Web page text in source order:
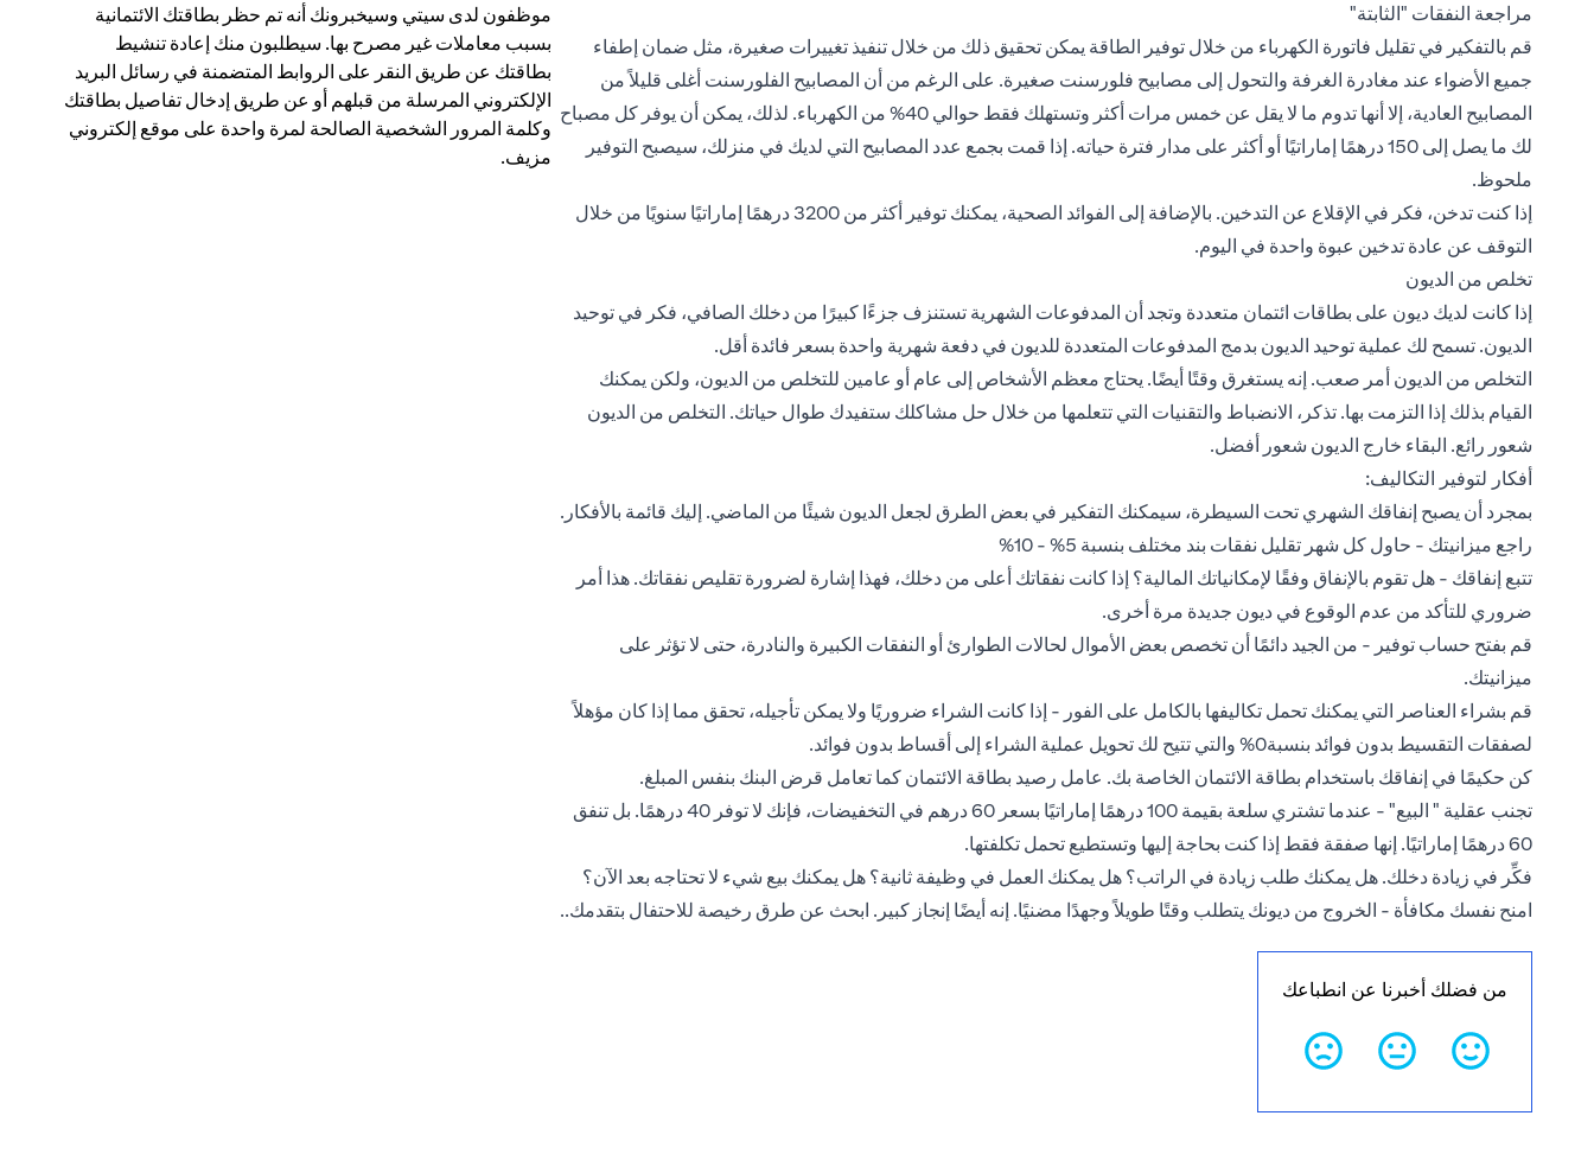
مراجعة النفقات "الثابتة"
قم بالتفكير في تقليل فاتورة الكهرباء من خلال توفير الطاقة يمكن تحقيق ذلك من خلال تنفيذ تغييرات صغيرة، مثل ضمان إطفاء
جميع الأضواء عند مغادرة الغرفة والتحول إلى مصابيح فلورسنت صغيرة. على الرغم من أن المصابيح الفلورسنت أغلى قليلاً من
المصابيح العادية، إلا أنها تدوم ما لا يقل عن خمس مرات أكثر وتستهلك فقط حوالي 40% من الكهرباء. لذلك، يمكن أن يوفر كل مصباح
لك ما يصل إلى 150 درهمًا إماراتيًا أو أكثر على مدار فترة حياته. إذا قمت بجمع عدد المصابيح التي لديك في منزلك، سيصبح التوفير
ملحوظ.
إذا كنت تدخن، فكر في الإقلاع عن التدخين. بالإضافة إلى الفوائد الصحية، يمكنك توفير أكثر من 3200 درهمًا إماراتيًا سنويًا من خلال
التوقف عن عادة تدخين عبوة واحدة في اليوم.
تخلص من الديون
إذا كانت لديك ديون على بطاقات ائتمان متعددة وتجد أن المدفوعات الشهرية تستنزف جزءًا كبيرًا من دخلك الصافي، فكر في توحيد
الديون. تسمح لك عملية توحيد الديون بدمج المدفوعات المتعددة للديون في دفعة شهرية واحدة بسعر فائدة أقل.
التخلص من الديون أمر صعب. إنه يستغرق وقتًا أيضًا. يحتاج معظم الأشخاص إلى عام أو عامين للتخلص من الديون، ولكن يمكنك
القيام بذلك إذا التزمت بها. تذكر، الانضباط والتقنيات التي تتعلمها من خلال حل مشاكلك ستفيدك طوال حياتك. التخلص من الديون
شعور رائع. البقاء خارج الديون شعور أفضل.
أفكار لتوفير التكاليف:
بمجرد أن يصبح إنفاقك الشهري تحت السيطرة، سيمكنك التفكير في بعض الطرق لجعل الديون شيئًا من الماضي. إليك قائمة بالأفكار.
راجع ميزانيتك - حاول كل شهر تقليل نفقات بند مختلف بنسبة 5% - 10%
تتبع إنفاقك - هل تقوم بالإنفاق وفقًا لإمكانياتك المالية؟ إذا كانت نفقاتك أعلى من دخلك، فهذا إشارة لضرورة تقليص نفقاتك. هذا أمر
ضروري للتأكد من عدم الوقوع في ديون جديدة مرة أخرى.
قم بفتح حساب توفير - من الجيد دائمًا أن تخصص بعض الأموال لحالات الطوارئ أو النفقات الكبيرة والنادرة، حتى لا تؤثر على
ميزانيتك.
قم بشراء العناصر التي يمكنك تحمل تكاليفها بالكامل على الفور - إذا كانت الشراء ضروريًا ولا يمكن تأجيله، تحقق مما إذا كان مؤهلاً
لصفقات التقسيط بدون فوائد بنسبة0% والتي تتيح لك تحويل عملية الشراء إلى أقساط بدون فوائد.
كن حكيمًا في إنفاقك باستخدام بطاقة الائتمان الخاصة بك. عامل رصيد بطاقة الائتمان كما تعامل قرض البنك بنفس المبلغ.
تجنب عقلية " البيع" - عندما تشتري سلعة بقيمة 100 درهمًا إماراتيًا بسعر 60 درهم في التخفيضات، فإنك لا توفر 40 درهمًا. بل تنفق
60 درهمًا إماراتيًا. إنها صفقة فقط إذا كنت بحاجة إليها وتستطيع تحمل تكلفتها.
فكِّر في زيادة دخلك. هل يمكنك طلب زيادة في الراتب؟ هل يمكنك العمل في وظيفة ثانية؟ هل يمكنك بيع شيء لا تحتاجه بعد الآن؟
امنح نفسك مكافأة - الخروج من ديونك يتطلب وقتًا طويلاً وجهدًا مضنيًا. إنه أيضًا إنجاز كبير. ابحث عن طرق رخيصة للاحتفال بتقدمك..
موظفون لدى سيتي وسيخبرونك أنه تم حظر بطاقتك الائتمانية
بسبب معاملات غير مصرح بها. سيطلبون منك إعادة تنشيط
بطاقتك عن طريق النقر على الروابط المتضمنة في رسائل البريد
الإلكتروني المرسلة من قبلهم أو عن طريق إدخال تفاصيل بطاقتك
وكلمة المرور الشخصية الصالحة لمرة واحدة على موقع إلكتروني
مزيف.
من فضلك أخبرنا عن انطباعك